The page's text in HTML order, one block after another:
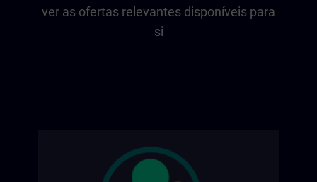
ver as ofertas relevantes disponíveis para
si